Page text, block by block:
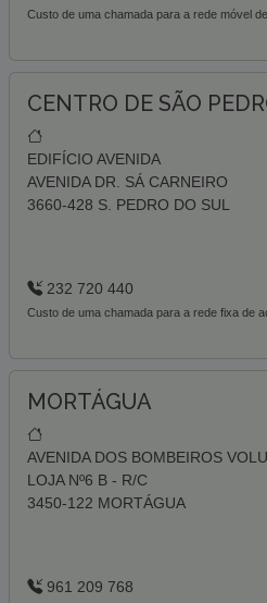
Custo de uma chamada para a rede móvel
CENTRO DE SÃO
EDIFÍCIO AVENIDA
AVENIDA DR. SÁ CARNEIRO
3660-428 S. PEDRO DO SUL
232 720 440
Custo de uma chamada para a rede fixa de
MORTÁGUA
AVENIDA DOS BOMBEIROS
LOJA Nº6 B - R/C
3450-122 MORTÁGUA
961 209 768